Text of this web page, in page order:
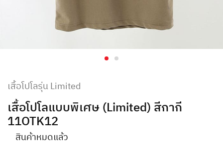
เสื้อโปโลรุ่น Limited
เสื้อโปโลแบบพิเศษ (Limited) สีกากี
11OTK12
สินค้าหมดแล้ว